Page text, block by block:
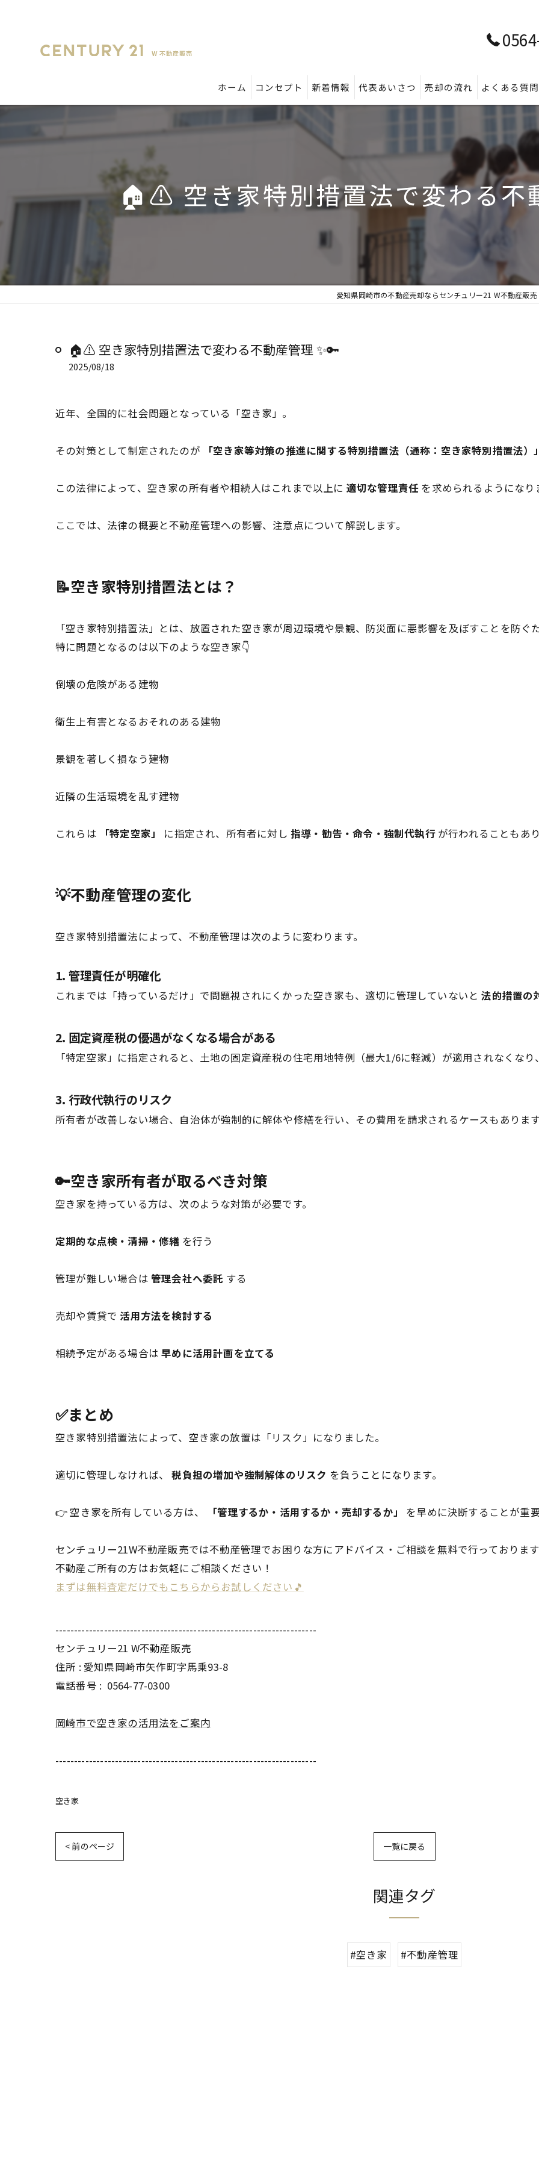
ホーム コンセプト 新着情報 代表あいさつ 売却の流れ よくある質問
🏠⚠️ 空き家特別措置法で変わる不
愛知県岡崎市の不動産売却ならセンチュリー21 W不動産販売
🏠⚠️ 空き家特別措置法で変わる不動産管理 ✨🔑
2025/08/18
近年、全国的に社会問題となっている「空き家」。
その対策として制定されたのが 「空き家等対策の推進に関する特別措置法（通称：空き家特別措置法）」
この法律によって、空き家の所有者や相続人はこれまで以上に 適切な管理責任 を求められるようになり
ここでは、法律の概要と不動産管理への影響、注意点について解説します。
📝空き家特別措置法とは？
「空き家特別措置法」とは、放置された空き家が周辺環境や景観、防災面に悪影響を及ぼすことを防ぐ
特に問題となるのは以下のような空き家👇
倒壊の危険がある建物
衛生上有害となるおそれのある建物
景観を著しく損なう建物
近隣の生活環境を乱す建物
これらは 「特定空家」 に指定され、所有者に対し指導・勧告・命令・強制代執行が行われることもあり
💡不動産管理の変化
空き家特別措置法によって、不動産管理は次のように変わります。
1. 管理責任が明確化
これまでは「持っているだけ」で問題視されにくかった空き家も、適切に管理していないと法的措置の
2. 固定資産税の優遇がなくなる場合がある
「特定空家」に指定されると、土地の固定資産税の住宅用地特例（最大1/6に軽減）が適用されなくな
3. 行政代執行のリスク
所有者が改善しない場合、自治体が強制的に解体や修繕を行い、その費用を請求されるケースもあります
🔑空き家所有者が取るべき対策
空き家を持っている方は、次のような対策が必要です。
定期的な点検・清掃・修繕 を行う
管理が難しい場合は 管理会社へ委託 する
売却や賃貸で 活用方法を検討する
相続予定がある場合は早めに活用計画を立てる
✅まとめ
空き家特別措置法によって、空き家の放置は「リスク」になりました。
適切に管理しなければ、税負担の増加や強制解体のリスク を負うことになります。
👉 空き家を所有している方は、 「管理するか・活用するか・売却するか」 を早めに決断することが重要
センチュリー21W不動産販売では不動産管理でお困りな方にアドバイス・ご相談を無料で行っております
不動産ご所有の方はお気軽にご相談ください！
まずは無料査定だけでもこちらからお試しください🎵
----------------------------------------------------------------------
センチュリー21 W不動産販売
住所 : 愛知県岡崎市矢作町字馬乗93-8
電話番号 : 0564-77-0300
岡崎市で空き家の活用法をご案内
----------------------------------------------------------------------
空き家
< 前のページ 一覧に戻る
関連タグ
#空き家 #不動産管理